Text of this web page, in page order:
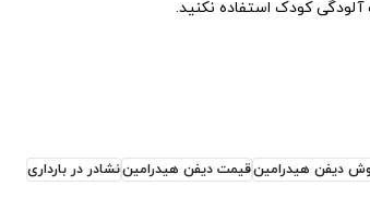
کودک استفاده نکنید.
دیفن هیدرامینقیمت دیفن هیدرامیننشادر در بارداری